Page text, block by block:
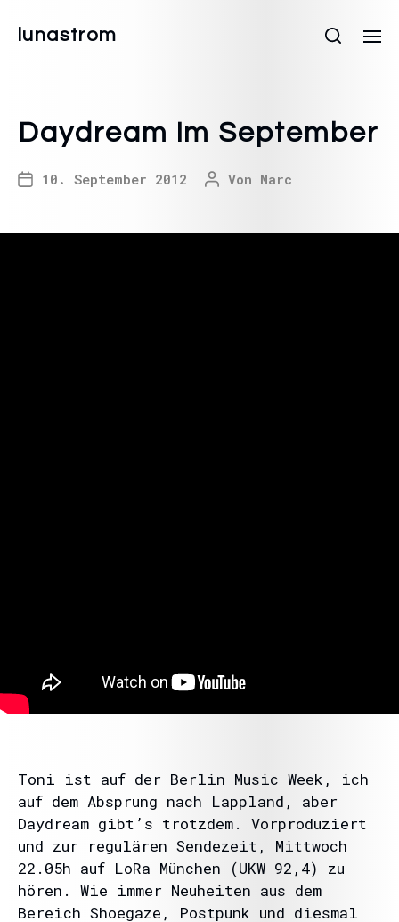
lunastrom
Daydream im September
10. September 2012 Von Marc
Toni ist auf der Berlin Music Week, ich
auf dem Absprung nach Lappland, aber
Daydream gibt’s trotzdem. Vorproduziert
und zur regulären Sendezeit, Mittwoch
22.05h auf LoRa München (UKW 92,4) zu
hören. Wie immer Neuheiten aus dem
Bereich Shoegaze, Postpunk und diesmal